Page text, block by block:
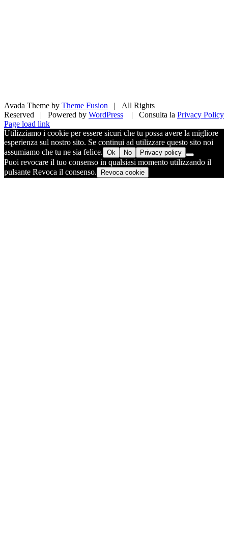
Avada Theme by Theme Fusion | All Rights
Reserved | Powered by WordPress | Consulta la Privacy Policy
Facebook
X
Pinterest
Instagram
Page load link
Utilizziamo i cookie per essere sicuri che tu possa avere la migliore
esperienza sul nostro sito. Se continui ad utilizzare questo sito noi
assumiamo che tu ne sia felice. Ok No Privacy policy
Puoi revocare il tuo consenso in qualsiasi momento utilizzando il
pulsante Revoca il consenso.
Revoca cookie